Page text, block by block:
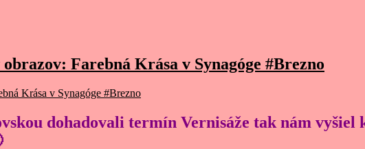
Farebná Krása v Synagóge #Brezno
dohadovali termín Vernisáže tak nám vyšiel